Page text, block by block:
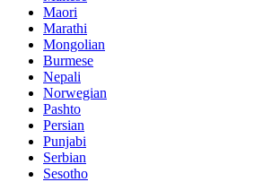
Maori
Marathi
Mongolian
Burmese
Nepali
Norwegian
Pashto
Persian
Punjabi
Serbian
Sesotho